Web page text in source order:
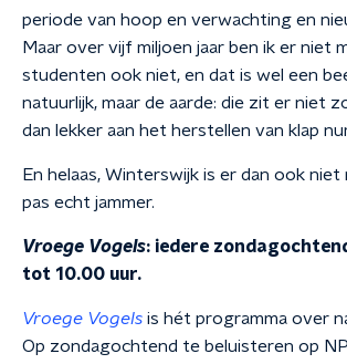
periode van hoop en verwachting en
Maar over vijf miljoen jaar ben ik er niet
studenten ook niet, en dat is wel een
natuurlijk, maar de aarde: die zit er niet
dan lekker aan het herstellen van klap
En helaas, Winterswijk is er dan ook niet
pas echt jammer.
Vroege Vogels: iedere
tot 10.00 uur.
Vroege Vogels is hét programma over
Op zondagochtend te beluisteren op